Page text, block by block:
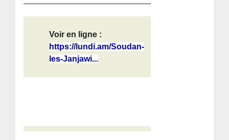
Voir en ligne :
https://lundi.am/Soudan-
les-Janjawi...